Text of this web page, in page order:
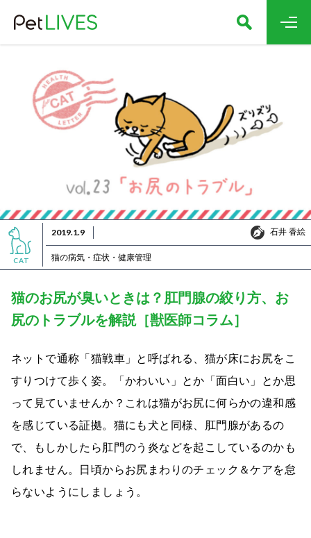
CAT
2019.1.9 石井 香絵
石井 香絵
猫の病気・症状・健康管理
猫のお尻が臭いときは？肛門腺の絞り方、お
尻のトラブルを解説［獣医師コラム］
ネットで通称「猫戦車」と呼ばれる、猫が床にお尻をこ
すりつけて歩く姿。「かわいい」とか「面白い」とか思
って見ていませんか？これは猫がお尻に何らかの違和感
を感じている証拠。猫にも犬と同様、肛門腺があるの
で、もしかしたら肛門のう炎などを起こしているのかも
しれません。日頃からお尻まわりのチェック＆ケアを怠
らないようにしましょう。